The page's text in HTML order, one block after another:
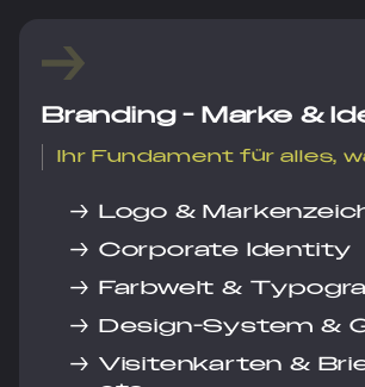
Branding - Marke &
Ihr Fundament für alles,
→ Logo &
→ Corporate Identity
→ Farbwelt &
→ Design-System &
→ Visitenkarten &